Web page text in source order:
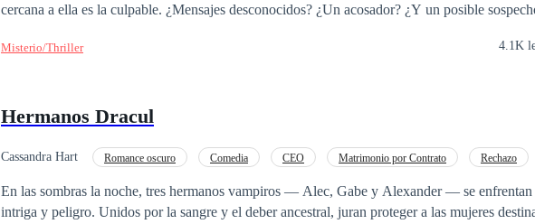
cercana a ella es la culpable. ¿Mensajes desconocidos? ¿Un acosador? ¿Y un posible sospechoso? Presley esta
Misterio/Thriller 4.1K
Hermanos Dracul
Cassandra Hart Romance oscuro Comedia CEO Matrimonio por Contrato
Rechazo
En las sombras la noche, tres hermanos vampiros — Alec, Gabe y Alexander — se enfrentan a un mundo de
intriga y peligro. Unidos por la sangre y el deber ancestral, juran proteger a las mujeres